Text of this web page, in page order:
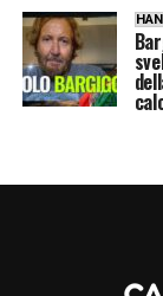
MODESTO
una società
me un onore
questo
contatto